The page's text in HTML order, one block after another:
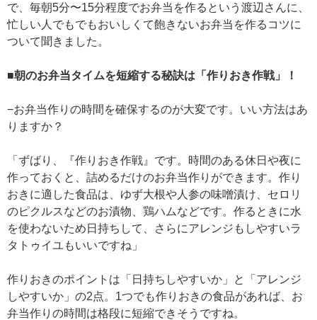
で、毎朝5分〜15分程度でお弁当を作るという渡辺さんに、
忙しい人でもでもおいしくて飽きないお弁当を作るコツに
ついて聞きました。
■朝のお弁当タイムを短縮する秘訣は「作りおき作戦」！
−お弁当作りの時間を確保するのが大変です。いい方法はあ
りますか？
「ずばり、『作りおき作戦』です。時間のある休日や夜に
作っておくと、詰めるだけのお弁当作りができます。作り
おきに適した食品は、ゆず大根や人参の味噌漬け、セロリ
のピクルスなどのお漬物、鶏ハムなどです。作るときに水
を使わないため日持ちして、さらにアレンジもしやすいラ
タトゥイユもいいですね」
作りおきのポイントは「日持ちしやすいか」と「アレンジ
しやすいか」の2点。1つでも作りおきの食品があれば、お
弁当作りの時間は格段に短縮できそうですね。